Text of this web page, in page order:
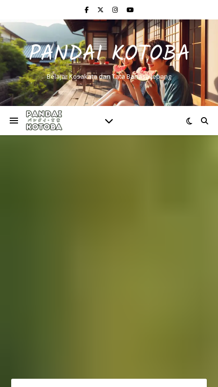
PANDAI KOTOBA
Belajar Kosakata dan Tata Bahasa Jepang